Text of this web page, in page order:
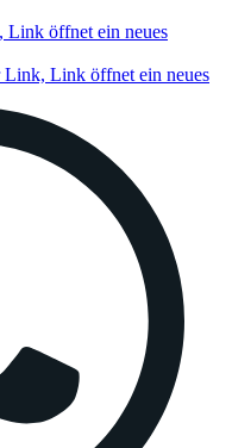
Link öffnet ein neues
Link, Link öffnet ein neues